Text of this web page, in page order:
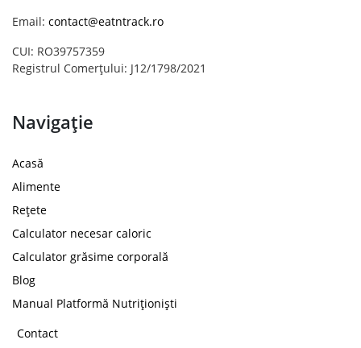
Email: contact@eatntrack.ro
CUI: RO39757359
Registrul Comerțului: J12/1798/2021
Navigație
Acasă
Alimente
Rețete
Calculator necesar caloric
Calculator grăsime corporală
Blog
Manual Platformă Nutriționiști
Contact